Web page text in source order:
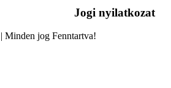
Jogi nyilatkozat
| Minden jog Fenntartva!